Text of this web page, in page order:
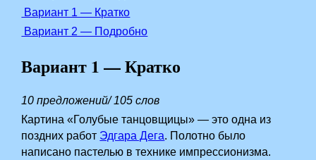
Вариант 1 — Кратко
Вариант 2 — Подробно
Вариант 1 — Кратко
10 предложений/ 105 слов
Картина «Голубые танцовщицы» — это одна из
поздних работ Эдгара Дега. Полотно было
написано пастелью в технике импрессионизма.